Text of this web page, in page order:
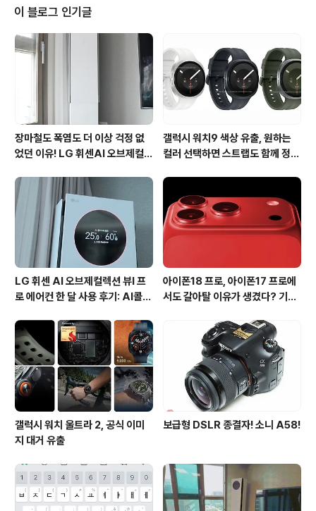
카메라들, 8GB 내장 메모리, DLNA 호환 WiFi, 블루투스
3.0, 21Mbps HSPA+, NFC 등을 제공합니다. 옵티머스
3D와 비교한다면 화면크기, 해상도는 유지하지만 AP의
성능이 좋아져 3D 처리속도가 개선되고, 노바디스플레이
를 채택해 밝기에서 변화가 있을 것 같네요. LG전자는 올
이 블로그 인기글
장마철도 폭염도 더 이상 걱정 없
었던 이유! LG 휘센AI 오브제컬렉
사용 후기
갤럭시 워치9 색상 유출, 원하는
컬러 선택하면 스트랩도 함께 정해
LG 휘센 AI 오브제컬렉션 뷰I 프
로 에어컨 한 달 사용 후기: AI콜드
아이폰18 프로, 아이폰17 프로에
서도 갈아탈 이유가 생겼다? 기대
갤럭시 워치 울트라 2, 공식 이미
지 대거 유출
보급형 DSLR 종결자! 소니 A58!